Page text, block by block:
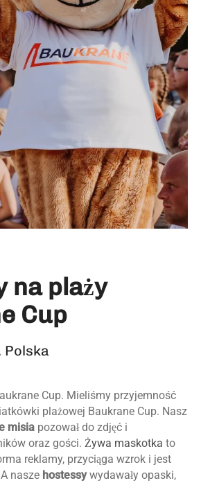
na plaży
Cup
Polska
Cup. Mieliśmy przyjemność
plażowej Baukrane Cup. Nasz
misia pozował do zdjęć i
oraz gości. Żywa maskotka to
reklamy, przyciąga wzrok i jest
nasze hostessywydawały opaski,